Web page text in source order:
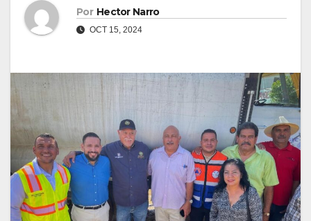
Por Hector Narro
OCT 15, 2024